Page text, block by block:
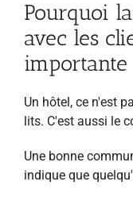
Pourquoi
avec les
importante
Un hôtel, ce n'est
lits. C'est aussi le
Une bonne
indique que